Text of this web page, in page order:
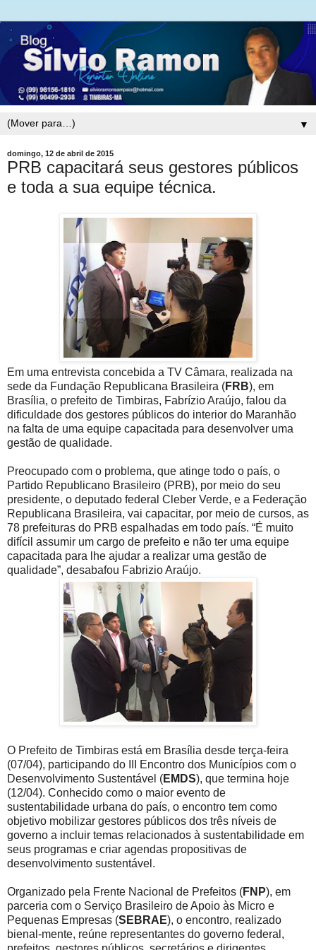
▼
domingo, 12 de abril de 2015
PRB capacitará seus gestores públicos
e toda a sua equipe técnica.
Em uma entrevista concebida a TV Câmara, realizada na
sede da Fundação Republicana Brasileira (FRB), em
Brasília, o prefeito de Timbiras, Fabrízio Araújo, falou da
dificuldade dos gestores públicos do interior do Maranhão
na falta de uma equipe capacitada para desenvolver uma
gestão de qualidade.
Preocupado com o problema, que atinge todo o país, o
Partido Republicano Brasileiro (PRB), por meio do seu
presidente, o deputado federal Cleber Verde, e a Federação
Republicana Brasileira, vai capacitar, por meio de cursos, as
78 prefeituras do PRB espalhadas em todo país. “É muito
difícil assumir um cargo de prefeito e não ter uma equipe
capacitada para lhe ajudar a realizar uma gestão de
qualidade”, desabafou Fabrizio Araújo.
O Prefeito de Timbiras está em Brasília desde terça-feira
(07/04), participando do III Encontro dos Municípios com o
Desenvolvimento Sustentável (EMDS), que termina hoje
(12/04). Conhecido como o maior evento de
sustentabilidade urbana do país, o encontro tem como
objetivo mobilizar gestores públicos dos três níveis de
governo a incluir temas relacionados à sustentabilidade em
seus programas e criar agendas propositivas de
desenvolvimento sustentável.
Organizado pela Frente Nacional de Prefeitos (FNP), em
parceria com o Serviço Brasileiro de Apoio às Micro e
Pequenas Empresas (SEBRAE), o encontro, realizado
bienal-mente, reúne representantes do governo federal,